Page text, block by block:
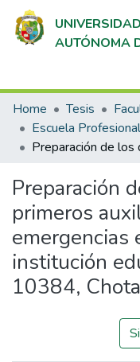
AUTÓNOMA
Communities &
All of DSpace
Statistics
Home Tesis
Preparación
primeros
emergencias
institución
10384,